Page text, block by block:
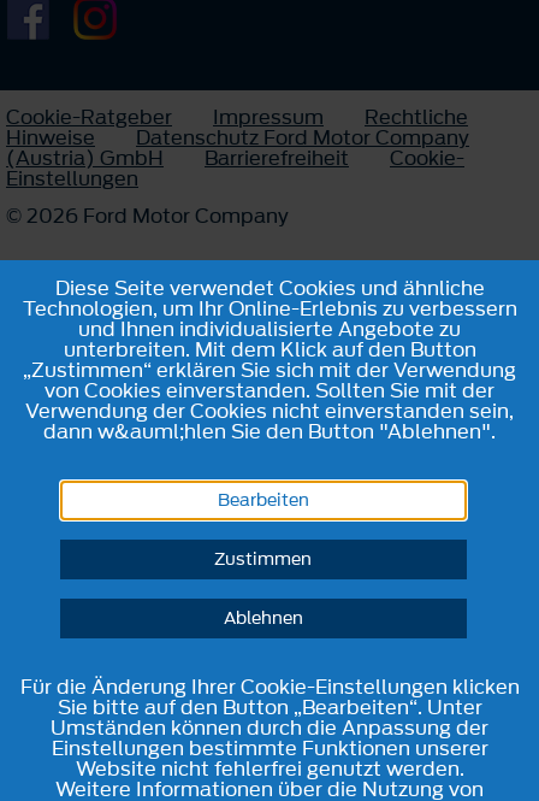
Cookie-Ratgeber Impressum Rechtliche
Hinweise Datenschutz Ford Motor Company
(Austria) GmbH Barrierefreiheit Cookie-
Einstellungen
© 2026 Ford Motor Company
Diese Seite verwendet Cookies und ähnliche
Technologien, um Ihr Online-Erlebnis zu verbessern
und Ihnen individualisierte Angebote zu
unterbreiten. Mit dem Klick auf den Button
„Zustimmen“ erklären Sie sich mit der Verwendung
von Cookies einverstanden. Sollten Sie mit der
Verwendung der Cookies nicht einverstanden sein,
dann w&auml;hlen Sie den Button "Ablehnen".
Bearbeiten
Zustimmen
Ablehnen
Für die Änderung Ihrer Cookie-Einstellungen klicken
Sie bitte auf den Button „Bearbeiten“. Unter
Umständen können durch die Anpassung der
Einstellungen bestimmte Funktionen unserer
Website nicht fehlerfrei genutzt werden.
Weitere Informationen über die Nutzung von